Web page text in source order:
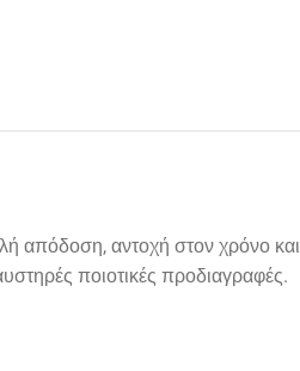
απόδοση, αντοχή στον χρόνο και
ποιοτικές προδιαγραφές.